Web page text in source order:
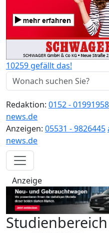
10259 gefällt das!
Redaktion: 0152 - 01991958
news.de
Anzeigen: 05531 - 9826445
news.de
Anzeige